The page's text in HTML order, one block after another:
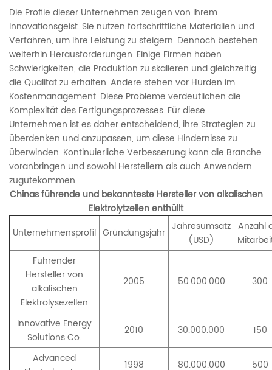
Die Profile dieser Unternehmen zeugen von ihrem
Innovationsgeist. Sie nutzen fortschrittliche Materialien und
Verfahren, um ihre Leistung zu steigern. Dennoch bestehen
weiterhin Herausforderungen. Einige Firmen haben
Schwierigkeiten, die Produktion zu skalieren und gleichzeitig
die Qualität zu erhalten. Andere stehen vor Hürden im
Kostenmanagement. Diese Probleme verdeutlichen die
Komplexität des Fertigungsprozesses. Für diese
Unternehmen ist es daher entscheidend, ihre Strategien zu
überdenken und anzupassen, um diese Hindernisse zu
überwinden. Kontinuierliche Verbesserung kann die Branche
voranbringen und sowohl Herstellern als auch Anwendern
zugutekommen.
Chinas führende und bekannteste Hersteller von alkalischen
Elektrolytzellen enthüllt
Unternehmensprofil Gründungsjahr Jahresumsatz
(USD)
Anzahl
Führender
Hersteller von
alkalischen
Elektrolysezellen
2005 50.000.000 300
Innovative Energy
Solutions Co.
2010 30.000.000
150
Advanced
1998 80.000.000
500